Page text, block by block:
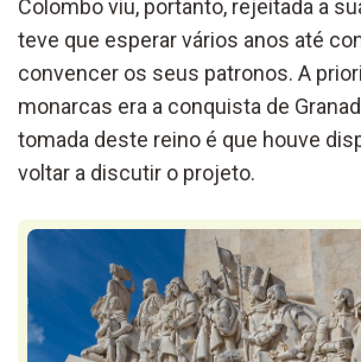
Colombo viu, portanto, rejeitada a
teve que esperar vários anos até
convencer os seus patronos. A
monarcas era a conquista de
tomada deste reino é que houve
voltar a discutir o projeto.